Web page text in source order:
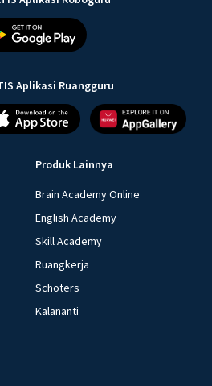
Aplikasi Ruangguru
Produk Lainnya
Brain Academy Online
English Academy
Skill Academy
Ruangkerja
Schoters
Kalananti